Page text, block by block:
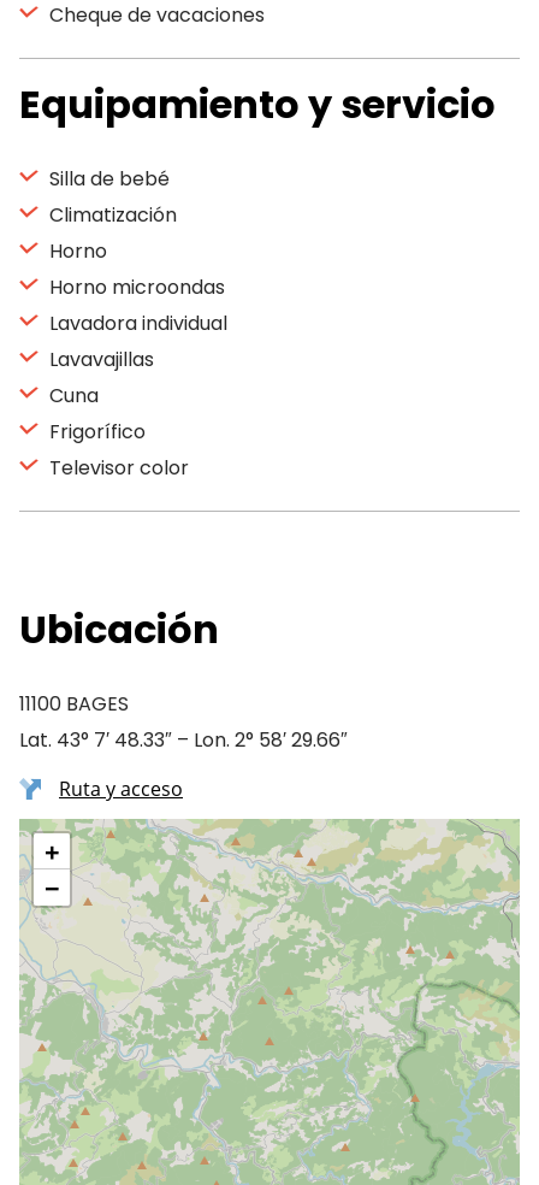
Cheque de vacaciones
Equipamiento y servicio
Silla de bebé
Climatización
Horno
Horno microondas
Lavadora individual
Lavavajillas
Cuna
Frigorífico
Televisor color
Ubicación
11100 BAGES
Lat. 43° 7′ 48.33″ – Lon. 2° 58′ 29.66″
Ruta y acceso
+
−